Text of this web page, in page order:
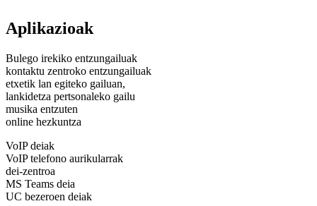
Aplikazioak
Bulego irekiko entzungailuak
kontaktu zentroko entzungailuak
etxetik lan egiteko gailuan,
lankidetza pertsonaleko gailu
musika entzuten
online hezkuntza
VoIP deiak
VoIP telefono aurikularrak
dei-zentroa
MS Teams deia
UC bezeroen deiak